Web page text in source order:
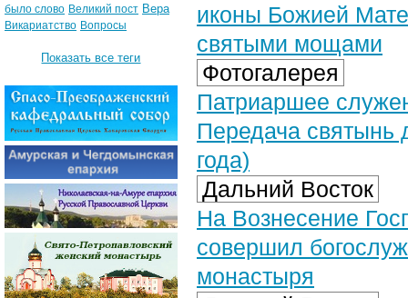
иконы Божией
святыми мощами
Фотогалерея
Патриаршее
Передача святынь
года)
Дальний Восток
На Вознесение
совершил
монастыря
было слово Великий пост Вера
Викариатство Вопросы
Показать все теги